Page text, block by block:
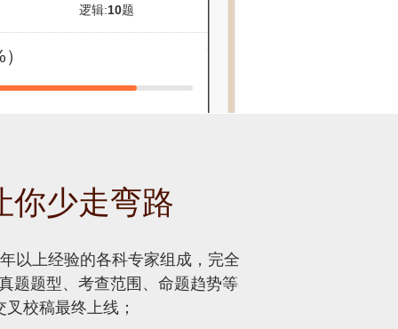
逻辑:10题
你少走弯路
以上经验的各科专家组成，完全
题题型、考查范围、命题趋势等
校稿最终上线；